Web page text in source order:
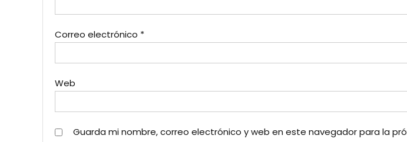
Correo electrónico *
Web
Guarda mi nombre, correo electrónico y web en este navegador para la